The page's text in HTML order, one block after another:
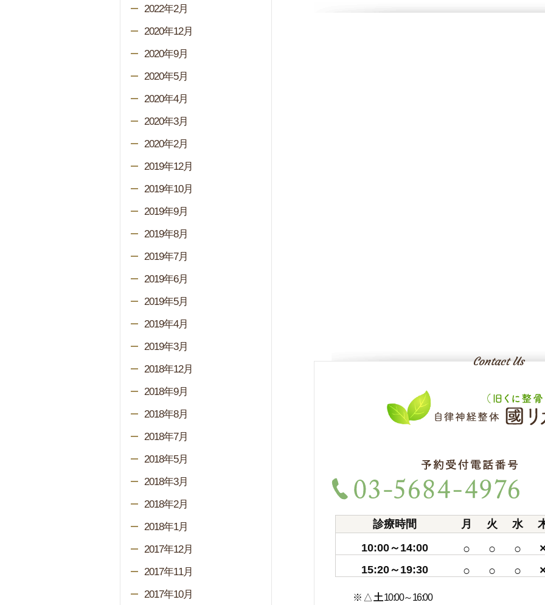
診療時間 月 火 水
10:00～14:00
○ ○ ○
15:20～19:30 ○ ○ ○
※ △ 土10:00～16:00
2022年2月
2020年12月
2020年9月
2020年5月
2020年4月
2020年3月
2020年2月
2019年12月
2019年10月
2019年9月
2019年8月
2019年7月
2019年6月
2019年5月
2019年4月
2019年3月
2018年12月
2018年9月
2018年8月
2018年7月
2018年5月
2018年3月
2018年2月
2018年1月
2017年12月
2017年11月
2017年10月